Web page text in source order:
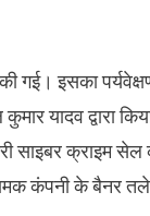
गई। इसका
यादव द्वारा
साइबर क्राइम
कंपनी के बैनर